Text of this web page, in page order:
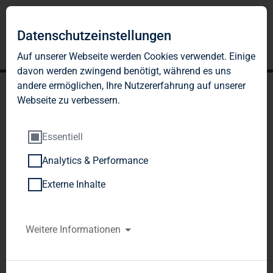
KODIZES UND
Datenschutzeinstellungen
Auf unserer Webseite werden Cookies verwendet. Einige
davon werden zwingend benötigt, während es uns
andere ermöglichen, Ihre Nutzererfahrung auf unserer
Webseite zu verbessern.
Essentiell
Analytics & Performance
Externe Inhalte
Weitere Informationen